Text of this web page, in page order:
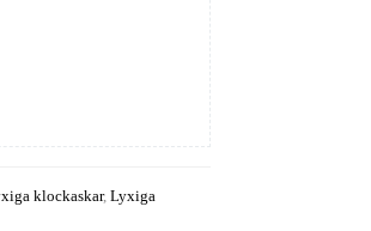
klockaskar, Lyxiga